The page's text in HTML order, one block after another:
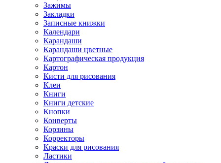
Зажимы
Закладки
Записные книжки
Календари
Карандаши
Карандаши цветные
Картографическая продукция
Картон
Кисти для рисования
Клеи
Книги
Книги детские
Кнопки
Конверты
Корзины
Корректоры
Краски для рисования
Ластики